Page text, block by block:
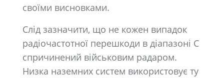
своїми висновками.
Слід зазначити, що не кожен випадок
радіочастотної перешкоди в діапазоні C
спричинений військовим радаром.
Низка наземних систем використовує ту